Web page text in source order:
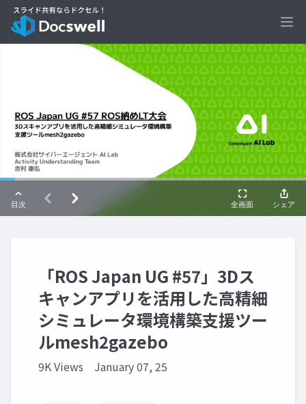
「ROS Japan UG #57」3Dス
キャンアプリを活用した高精細
シミュレータ環境構築支援ツー
ルmesh2gazebo
9K Views January 07, 25